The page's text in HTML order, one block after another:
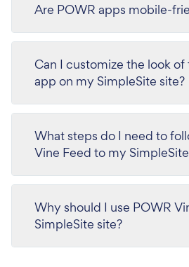
Are POWR apps mobile-
Can I customize the look of
app on my SimpleSite site?
What steps do I need to
Vine Feed to my
Why should I use POWR
SimpleSite site?